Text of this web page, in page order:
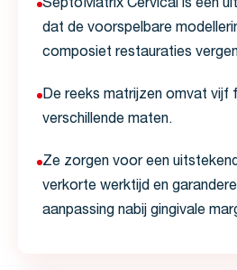
SeptoMatrix Cervical is een
dat de voorspelbare
composiet restauraties
De reeks matrijzen omvat vijf
verschillende maten.
Ze zorgen voor een
verkorte werktijd en
aanpassing nabij gingivale